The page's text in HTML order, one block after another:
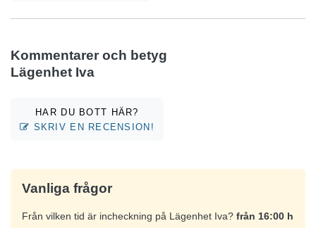
Kommentarer och betyg
Lägenhet Iva
HAR DU BOTT HÄR?
SKRIV EN RECENSION!
Vanliga frågor
Från vilken tid är incheckning på Lägenhet Iva? från 16:00 h